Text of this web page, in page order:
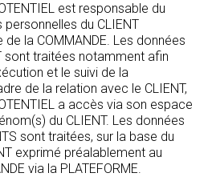
est responsable du
du CLIENT
la COMMANDE. Les données
sont traitées notamment afin
et le suivi de la
de la relation avec le CLIENT,
a accès via son espace
du CLIENT. Les données
sont traitées, sur la base du
exprimé préalablement au
via la PLATEFORME.